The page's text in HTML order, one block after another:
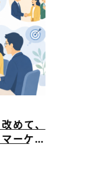
めて、
ーケテ